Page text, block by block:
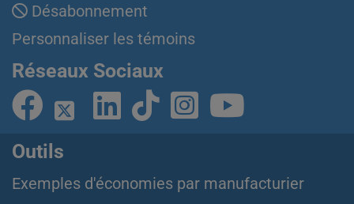
Désabonnement
Personnaliser les témoins
Réseaux Sociaux
Outils
Exemples d'économies par manufacturier